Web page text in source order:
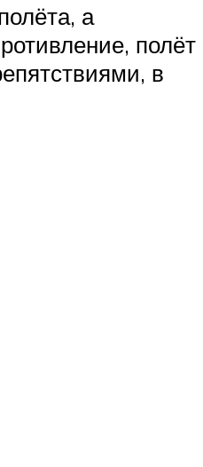
а
полёт
в